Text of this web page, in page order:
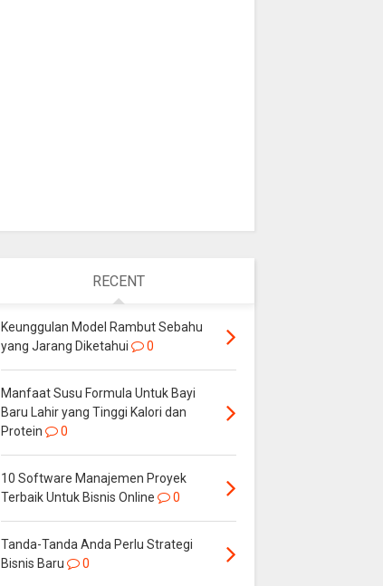
RECENT
Keunggulan Model Rambut Sebahu
yang Jarang Diketahui
0
Manfaat Susu Formula Untuk Bayi
Baru Lahir yang Tinggi Kalori dan
Protein
0
10 Software Manajemen Proyek
Terbaik Untuk Bisnis Online
0
Tanda-Tanda Anda Perlu Strategi
Bisnis Baru
0